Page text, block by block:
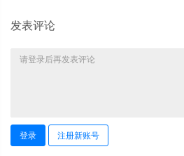
发表评论
登录 注册新账号